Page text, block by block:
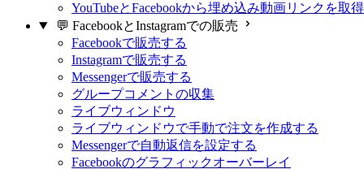
YouTubeとFacebookから埋め込み動画リンクを取
💬 FacebookとInstagramでの販売
Facebookで販売する
Instagramで販売する
Messengerで販売する
グループコメントの収集
ライブウィンドウ
ライブウィンドウで手動で注文を作成する
Messengerで自動返信を設定する
Facebookのグラフィックオーバーレイ